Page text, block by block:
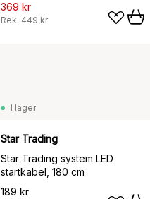
369 kr
Rek. 449 kr
I lager
Star Trading
Star Trading system LED
startkabel, 180 cm
189 kr